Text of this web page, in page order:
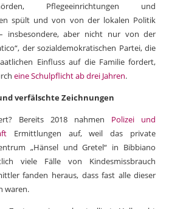
Pflegeeinrichtungen und
spült und von von der lokalen Politik
insbesondere, aber nicht nur von der
der sozialdemokratischen Partei, die
Einfluss auf die Familie fordert,
eine Schulpflicht ab drei Jahren.
verfälschte Zeichnungen
Bereits 2018 nahmen Polizei und
Ermittlungen auf, weil das private
„Hänsel und Gretel“ in Bibbiano
viele Fälle von Kindesmissbrauch
fanden heraus, dass fast alle dieser
waren.